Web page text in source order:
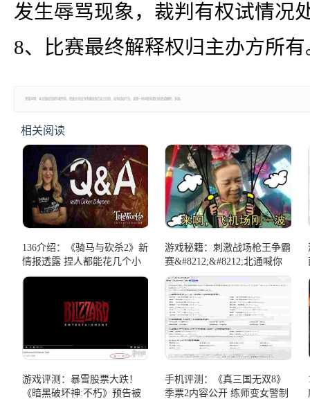
发生辱骂现象，裁判有权试情况
8、比赛最终解释权归主办方所有
郑重声明：本文版权归原作者所有，转载文章仅为传播更多信息之目的，如有侵权行为，请第一时间联系我们修改或删除，多谢。
相关阅读
136介绍：《骑马与砍杀2》新
情报透露 捏人都能花几个小
时不亦乐乎
游戏秘籍：刺激战场枪王争霸
赛&#8212;&#8212;北通喊你
来吃鸡啦！
游戏评测：暴雪股票大跌！
《暗黑破坏神:不朽》预告被
手机评测：《真三国无双8》
季票2内容公开 练师变女警制